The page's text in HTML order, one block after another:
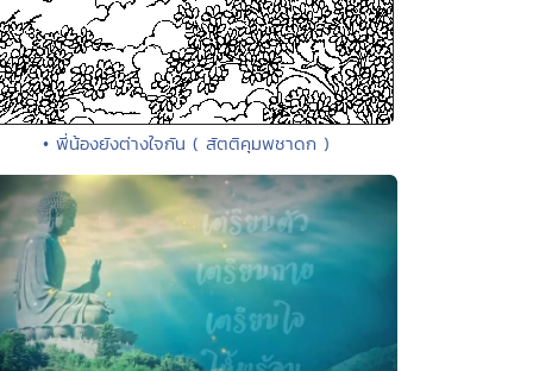
• พี่น้องยังต่างใจกัน ( สัตติคุมพชาดก )